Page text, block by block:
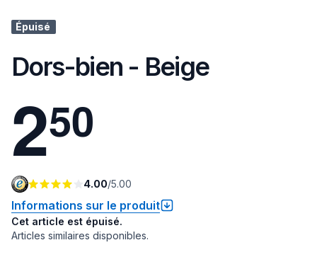
Épuisé
Dors-bien - Beige
250
4.00/5.00
Informations sur le produit
Cet article est épuisé.
Articles similaires disponibles.